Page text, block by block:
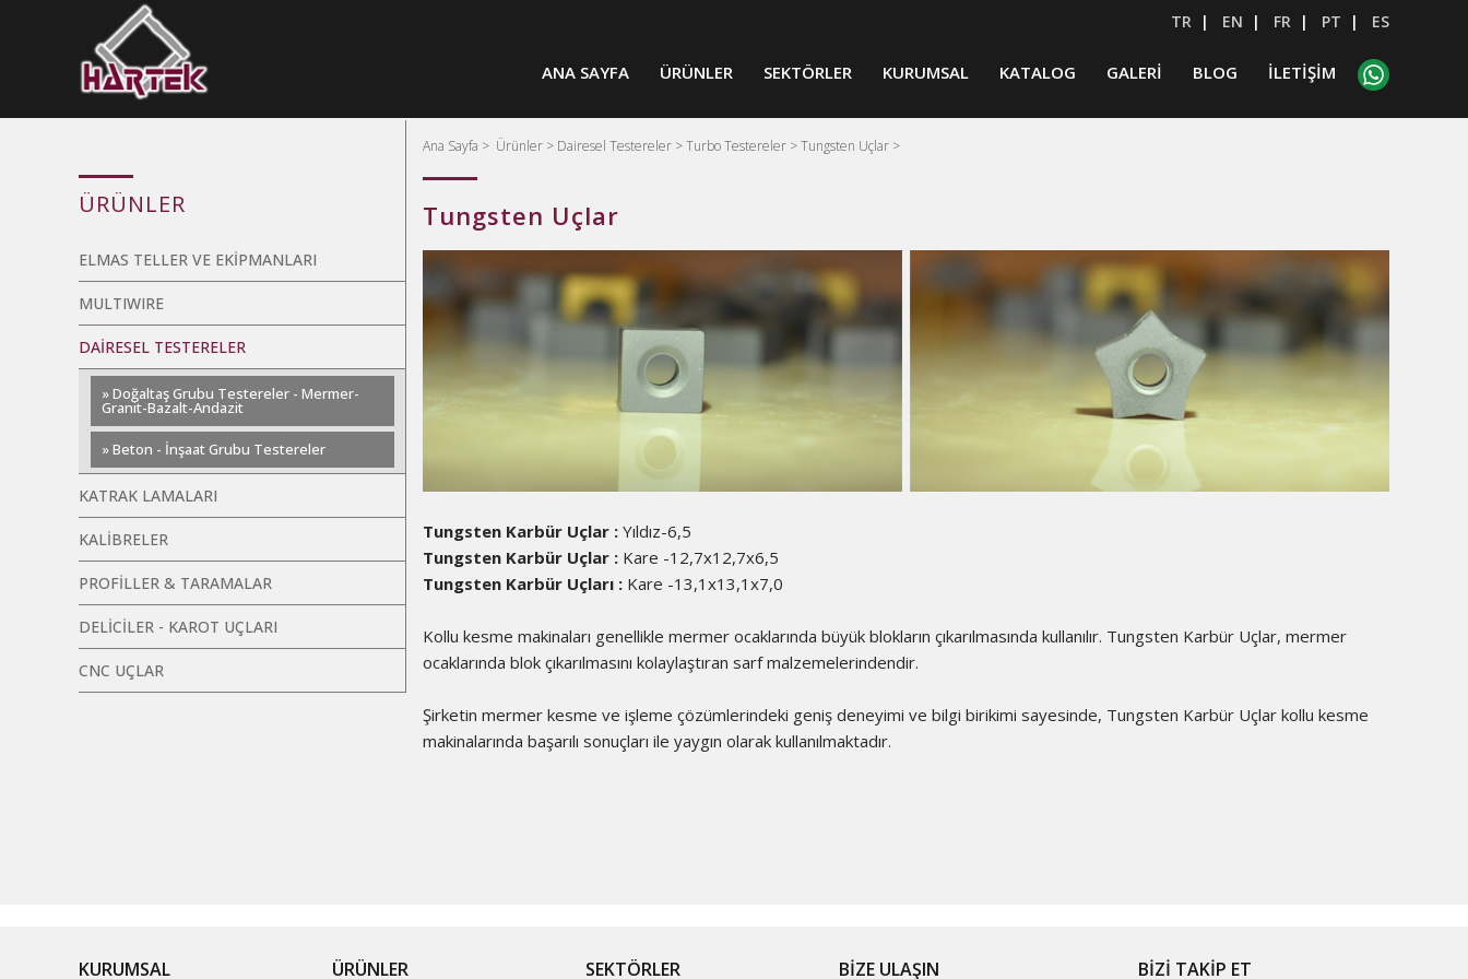
TR | EN | FR | PT | ES
ANA SAYFA ÜRÜNLER SEKTÖRLER KURUMSAL KATALOG GALERİ BLOG İLETİŞİM
ÜRÜNLER
ELMAS TELLER VE EKİPMANLARI
MULTIWIRE
DAİRESEL TESTERELER
» Doğaltaş Grubu Testereler - Mermer-
Granit-Bazalt-Andazit
» Beton - İnşaat Grubu Testereler
KATRAK LAMALARI
KALİBRELER
PROFİLLER & TARAMALAR
DELİCİLER - KAROT UÇLARI
CNC UÇLAR
Ana Sayfa > Ürünler > Dairesel Testereler >Turbo Testereler >Tungsten Uçlar >
Tungsten Uçlar
Tungsten Karbür Uçlar : Yıldız-6,5
Tungsten Karbür Uçlar : Kare -12,7x12,7x6,5
Tungsten Karbür Uçları : Kare -13,1x13,1x7,0
Kollu kesme makinaları genellikle mermer ocaklarında büyük blokların çıkarılmasında kullanılır. Tungsten Karbür Uçlar, mermer
ocaklarında blok çıkarılmasını kolaylaştıran sarf malzemelerindendir.
Şirketin mermer kesme ve işleme çözümlerindeki geniş deneyimi ve bilgi birikimi sayesinde, Tungsten Karbür Uçlar kollu kesme
makinalarında başarılı sonuçları ile yaygın olarak kullanılmaktadır.
KURUMSAL ÜRÜNLER SEKTÖRLER BİZE ULAŞIN BİZİ TAKİP ET